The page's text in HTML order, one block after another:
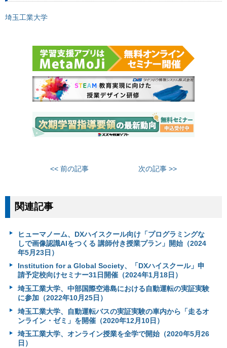
埼玉工業大学
<< 前の記事 次の記事 >>
関連記事
ヒューマノーム、DXハイスクール向け「プログラミングな
しで画像認識AIをつくる 講師付き授業プラン」開始（2024
年5月23日）
Institution for a Global Society、「DXハイスクール」申
請予定校向けセミナー31日開催（2024年1月18日）
埼玉工業大学、中部国際空港島における自動運転の実証実験
に参加（2022年10月25日）
埼玉工業大学、自動運転バスの実証実験の車内から「走るオ
ンライン・ゼミ」を開催（2020年12月10日）
埼玉工業大学、オンライン授業を全学で開始（2020年5月26
日）